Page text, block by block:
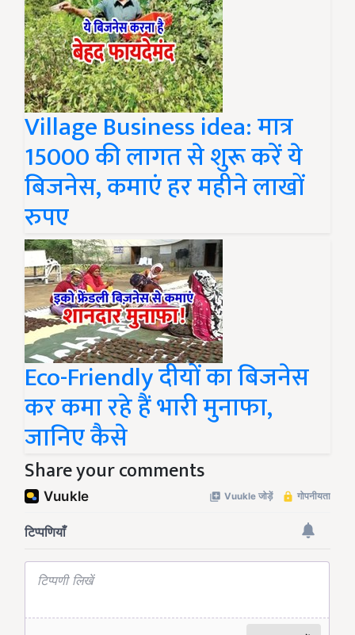
Village Business idea: मात्र
15000 की लागत से शुरू करें ये
बिजनेस, कमाएं हर महीने लाखों
रुपए
Eco-Friendly दीयों का बिजनेस
कर कमा रहे हैं भारी मुनाफा,
जानिए कैसे
Share your comments